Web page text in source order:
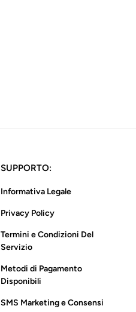
SUPPORTO:
Informativa Legale
Privacy Policy
Termini e Condizioni Del
Servizio
Metodi di Pagamento
Disponibili
SMS Marketing e Consensi